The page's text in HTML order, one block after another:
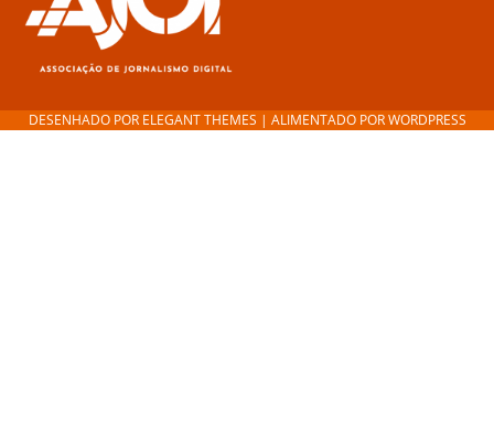
DESENHADO POR ELEGANT THEMES | ALIMENTADO PORWORDPRESS